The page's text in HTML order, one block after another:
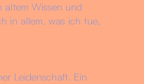
altem Wissen und
in allem, was ich tue,
Leidenschaft. Ein